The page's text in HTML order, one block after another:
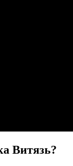
Витязь?